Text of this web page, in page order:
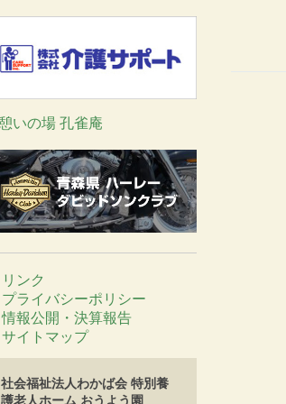
リンク
プライバシーポリシー
情報公開・決算報告
サイトマップ
社会福祉法人わかば会 特別養
護老人ホーム おうよう園